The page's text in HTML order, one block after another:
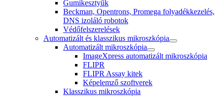
Gumikesztyűk
Beckman, Opentrons, Promega folyadékkezelés,
DNS izoláló robotok
Védőfelszerelések
Automatizált és klasszikus mikroszkópia
Automatizált mikroszkópia
ImageXpress automatizált mikroszkópia
FLIPR
FLIPR Assay kitek
Képelemző szoftverek
Klasszikus mikroszkópia